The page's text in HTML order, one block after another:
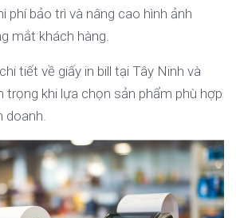
phí bảo trì và nâng cao hình ảnh
mắt khách hàng.
tiết về giấy in bill tại Tây Ninh và
trọng khi lựa chọn sản phẩm phù hợp
doanh.